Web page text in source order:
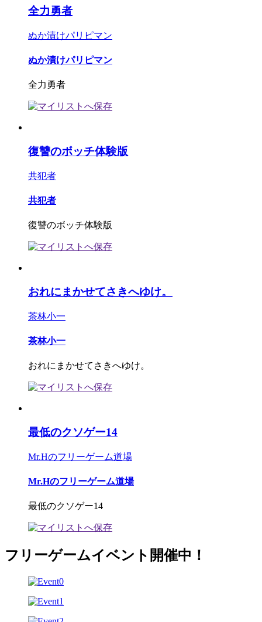
全力勇者
ぬか漬けパリピマン
ぬか漬けパリピマン
全力勇者
復讐のボッチ体験版
共犯者
共犯者
復讐のボッチ体験版
おれにまかせてさきへゆけ。
茶林小一
茶林小一
おれにまかせてさきへゆけ。
最低のクソゲー14
Mr.Hのフリーゲーム道場
Mr.Hのフリーゲーム道場
最低のクソゲー14
フリーゲームイベント開催中！